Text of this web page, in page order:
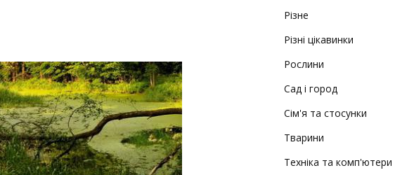
Різне
Різні цікавинки
Рослини
Сад і город
Сім'я та стосунки
Тварини
Техніка та комп'ютери